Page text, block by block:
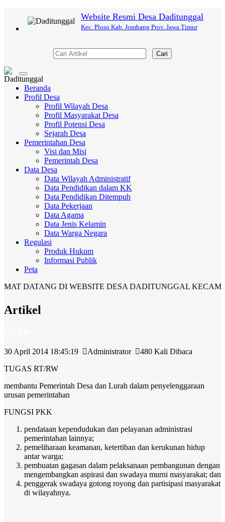
Website Resmi Desa Daditunggal
Kec. Ploso Kab. Jombang Prov. Jawa Timur
Cari
Toggle
navigation
Beranda
Profil Desa
Profil Wilayah Desa
Profil Masyarakat Desa
Profil Potensi Desa
Sejarah Desa
Pemerintahan Desa
Visi dan Misi
Pemerintah Desa
Data Desa
Data Wilayah Administratif
Data Pendidikan dalam KK
Data Pendidikan Ditempuh
Data Pekerjaan
Data Agama
Data Jenis Kelamin
Data Warga Negara
Regulasi
Produk Hukum
Informasi Publik
Peta
DI WEBSITE DESA DADITUNGGAL KECAMATAN
Artikel
30 April 2014 18:45:19 Administrator
480 Kali Dibaca
TUGAS RT/RW
membantu Pemerintah Desa dan Lurah dalam penyelenggaraan
urusan pemerintahan
FUNGSI PKK
pendataan kependudukan dan pelayanan administrasi
pemerintahan lainnya;
pemeliharaan keamanan, ketertiban dan kerukunan hidup
antar warga;
pembuatan gagasan dalam pelaksanaan pembangunan dengan
mengembangkan aspirasi dan swadaya murni masyarakat; dan
penggerak swadaya gotong royong dan partisipasi masyarakat
di wilayahnya.